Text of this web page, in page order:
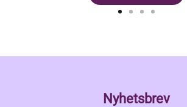
Nyhetsbrev